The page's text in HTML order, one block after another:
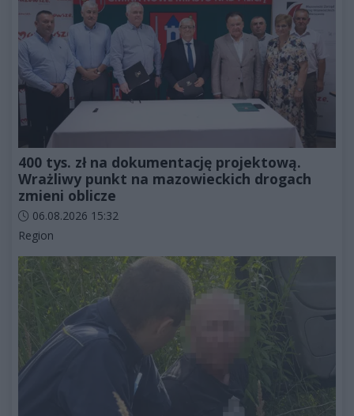
400 tys. zł na dokumentację projektową.
Wrażliwy punkt na mazowieckich drogach
zmieni oblicze
Data dodania artykułu:
06.08.2026 15:32
Kategorie artykułu:
Region